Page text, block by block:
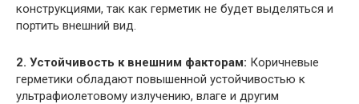
конструкциями, так как герметик не будет выделяться и
портить внешний вид.
2. Устойчивость к внешним факторам: Коричневые
герметики обладают повышенной устойчивостью к
ультрафиолетовому излучению, влаге и другим